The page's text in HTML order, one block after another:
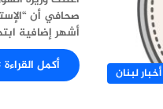
أخبار لبنان
صحافي أن
أشهر إضافية
أكمل القراءة